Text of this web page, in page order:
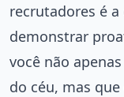
recrutadores é
demonstrar
você não
do céu, mas